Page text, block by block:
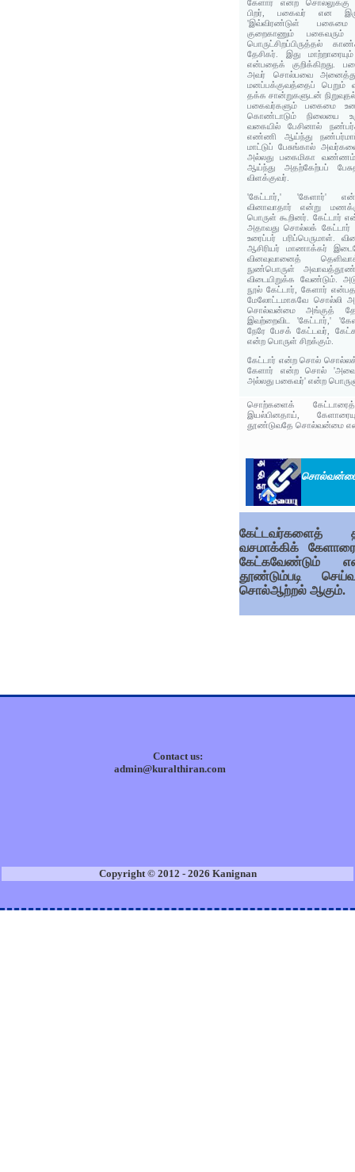
கேளார் என்ற சொல்லுக்கு
பிறர், பகைவர் என
'இவ்விரண்டுள்
குறைகாணும் பகைவரும்
பொருட்சிறப்பிருத்தல்
தேசிகர். இது
என்பதைக் குறிக்கிறது.
அவர் சொல்பவை
மனப்பக்குவத்தைப் பெறும்
தக்க சான்றுகளுடன்
பகைவர்களும் பகைமை
கொண்டாடும் நிலையை
வகையில் பேசினால்
எண்ணி ஆய்ந்து
மாட்டுப் பேசுங்கால்
அல்லது பகைமிகா வண்ணம்
ஆய்ந்து அதற்கேற்பப்
விளக்குவர்.
'கேட்டார்,' 'கேளார்'
வினாவாதார் என்று
பொருள் கூறினர். கேட்டார்
அதாவது சொல்லக் கேட்டார்
உரைப்பர் பரிப்பெருமாள்.
ஆசிரியர் மாணாக்கர்
வினவுவானைத்
நுண்பொருள்
விடையிறுக்க வேண்டும்.
நூல் கேட்டார், கேளார்
மேலோட்டமாகவே சொல்லி
சொல்வன்மை அங்குத்
இவற்றைவிட 'கேட்டார்,'
நேரே பேசக் கேட்டவர்,
என்ற பொருள் சிறக்கும்.
கேட்டார் என்ற சொல்
கேளார் என்ற சொல்
அல்லது பகைவர்' என்ற
சொற்களைக்
இயல்பினதாய்,
தூண்டுவதே சொல்வன்மை
கேட்டவர்களைத்
வசமாக்கிக்
கேட்கவேண்டும்
தூண்டும்படி
சொல்ஆற்றல் ஆகும்.
Contact us:
admin@kuralthiran.com
Copyright © 2012 - 2026 Kanignan